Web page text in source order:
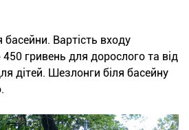
Вартість входу
гривень для дорослого та від
дітей. Шезлонги біля басейну